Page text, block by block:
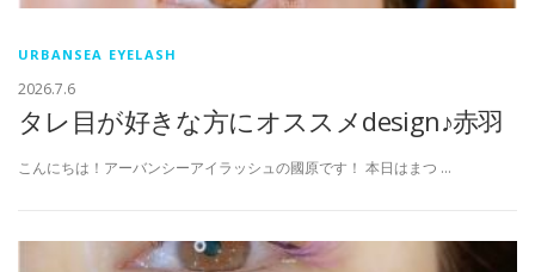
URBANSEA EYELASH
2026.7.6
タレ目が好きな方にオススメdesign♪赤羽
こんにちは！アーバンシーアイラッシュの國原です！ 本日はまつ …